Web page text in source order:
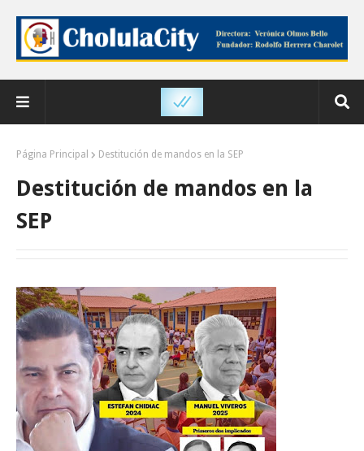
Página Principal Destitución de mandos en la SEP
Destitución de mandos en la
SEP